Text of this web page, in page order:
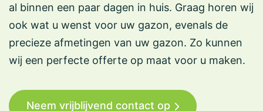
al binnen een paar dagen in huis. Graag horen wij
ook wat u wenst voor uw gazon, evenals de
precieze afmetingen van uw gazon. Zo kunnen
wij een perfecte offerte op maat voor u maken.
Neem vrijblijvend contact op